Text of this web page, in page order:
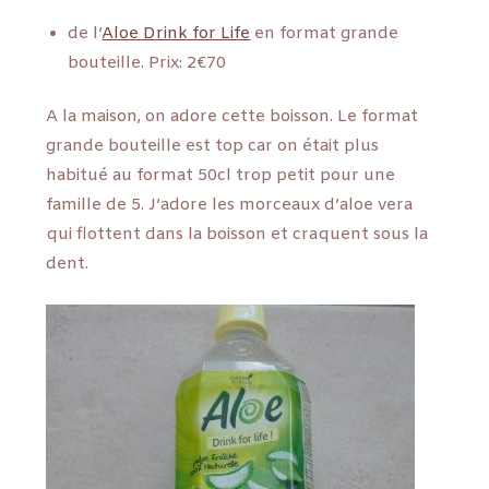
de l’Aloe Drink for Life en format grande
bouteille. Prix: 2€70
A la maison, on adore cette boisson. Le format
grande bouteille est top car on était plus
habitué au format 50cl trop petit pour une
famille de 5. J’adore les morceaux d’aloe vera
qui flottent dans la boisson et craquent sous la
dent.